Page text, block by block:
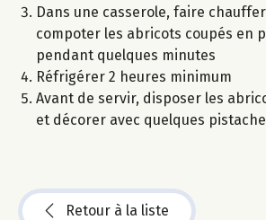
Dans une casserole, faire
compoter les abricots coupés en
pendant quelques minutes
Réfrigérer 2 heures minimum
Avant de servir, disposer les
et décorer avec quelques
Retour à la liste